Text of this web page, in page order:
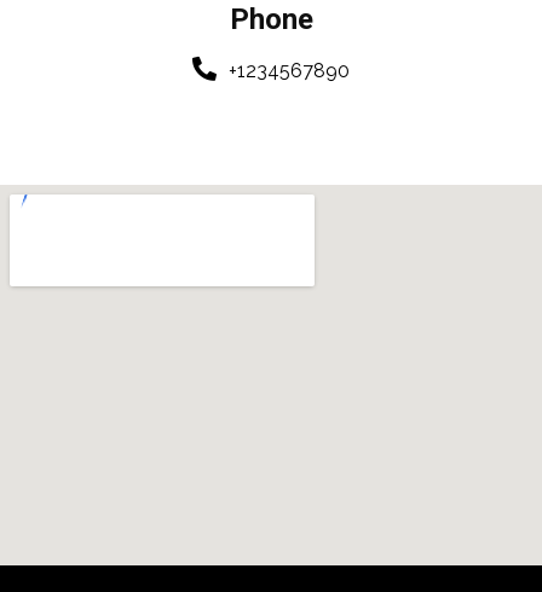
Phone
+1234567890